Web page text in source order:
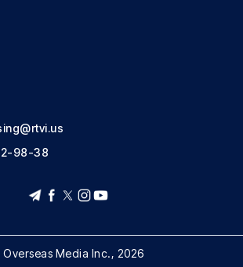
98-38
Media Inc., 2026